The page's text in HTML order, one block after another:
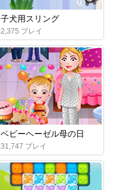
子犬用スリング
2,375 プレイ
ベビーヘーゼル母の日
31,747 プレイ